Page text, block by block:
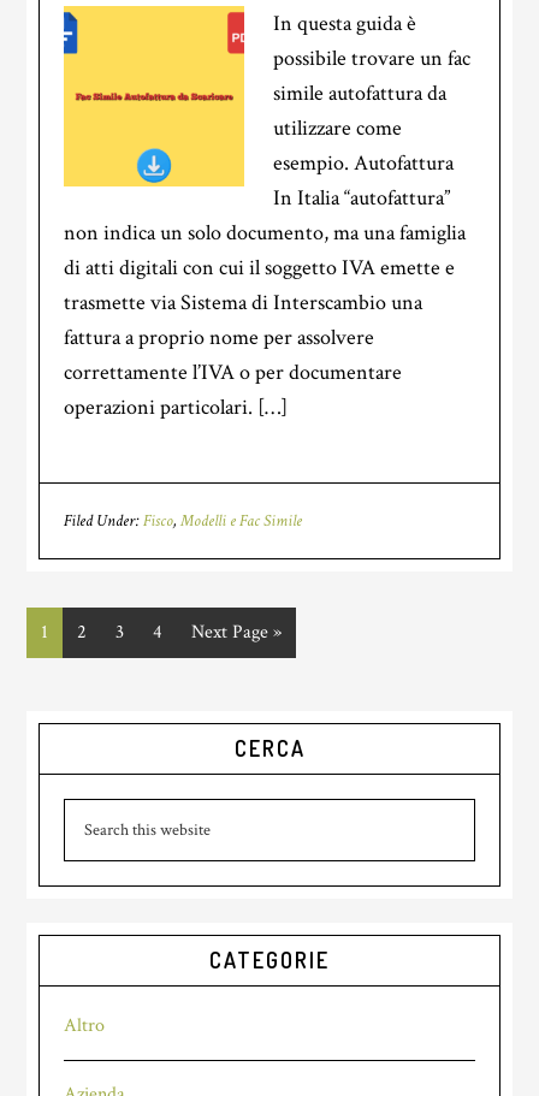
In questa guida è
possibile trovare un fac
simile autofattura da
utilizzare come
esempio. Autofattura
In Italia “autofattura”
non indica un solo documento, ma una famiglia
di atti digitali con cui il soggetto IVA emette e
trasmette via Sistema di Interscambio una
fattura a proprio nome per assolvere
correttamente l’IVA o per documentare
operazioni particolari. […]
Filed Under:Fisco,Modelli e Fac Simile
Page
1 Page
2 Page
3 Page
4
Go
to
Next Page »
Primary
Sidebar
CERCA
this
CATEGORIE
Altro